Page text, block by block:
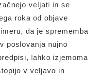
veljati in se
roka od objave
da je sprememba
poslovanja nujno
lahko izjemoma
v veljavo in